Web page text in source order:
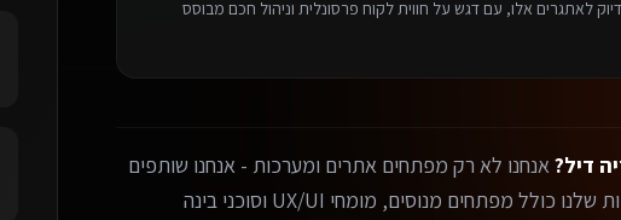
לאתגרים אלו, עם דגש על חווית לקוח פרסונלית וניהול חכם מבוסס
דיל?אנחנו לא רק מפתחים אתרים ומערכות - אנחנו שותפים
עסקיים אמיתיים. הצוות שלנו כולל מפתחים מנוסים, מומחי UX/UI וסוכני בינה